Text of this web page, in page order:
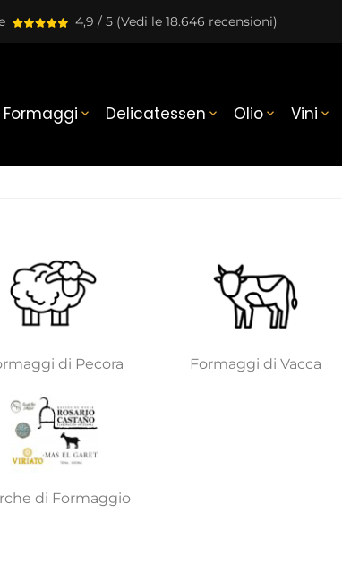
4,9 / 5 (Vedi le 18.646 recensioni)
Formaggi  Delicatessen  Olio  Vini 
di Pecora Formaggi di Vacca
di Formaggio